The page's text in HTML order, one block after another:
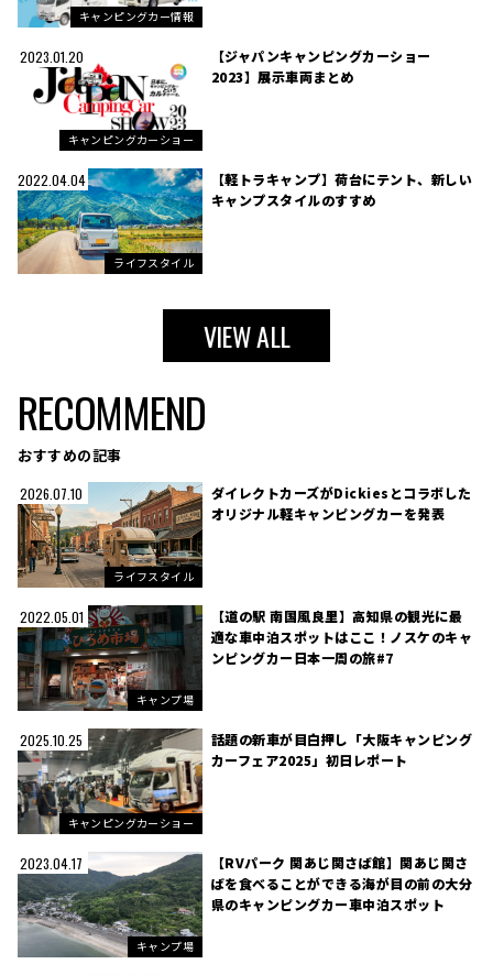
キャンピングカー情報
2023.01.20
キャンピングカーショー
【ジャパンキャンピングカーショー
2023】展示車両まとめ
2022.04.04
ライフスタイル
【軽トラキャンプ】荷台にテント、新しい
キャンプスタイルのすすめ
VIEW ALL
RECOMMEND
おすすめの記事
2026.07.10
ライフスタイル
ダイレクトカーズがDickiesとコラボした
オリジナル軽キャンピングカーを発表
2022.05.01
キャンプ場
【道の駅 南国風良里】高知県の観光に最
適な車中泊スポットはここ！ノスケのキャ
ンピングカー日本一周の旅#7
2025.10.25
キャンピングカーショー
話題の新車が目白押し「大阪キャンピング
カーフェア2025」初日レポート
2023.04.17
キャンプ場
【RVパーク 関あじ関さば館】関あじ関さ
ばを食べることができる海が目の前の大分
県のキャンピングカー車中泊スポット